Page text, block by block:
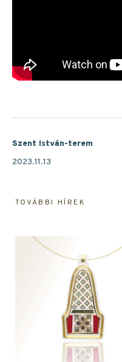
Szent István-terem
2023.11.13
TOVÁBBI HÍREK